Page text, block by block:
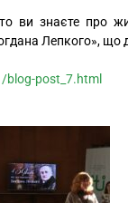
ви знаєте про
Лепкого»,
post_7.html